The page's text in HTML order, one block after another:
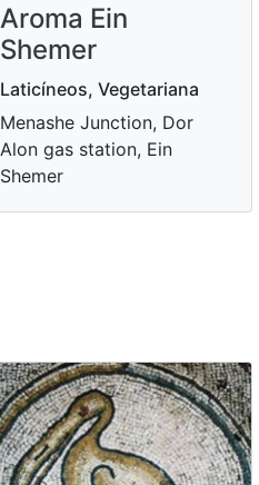
Aroma Ein
Shemer
Laticíneos, Vegetariana
Menashe Junction, Dor
Alon gas station, Ein
Shemer